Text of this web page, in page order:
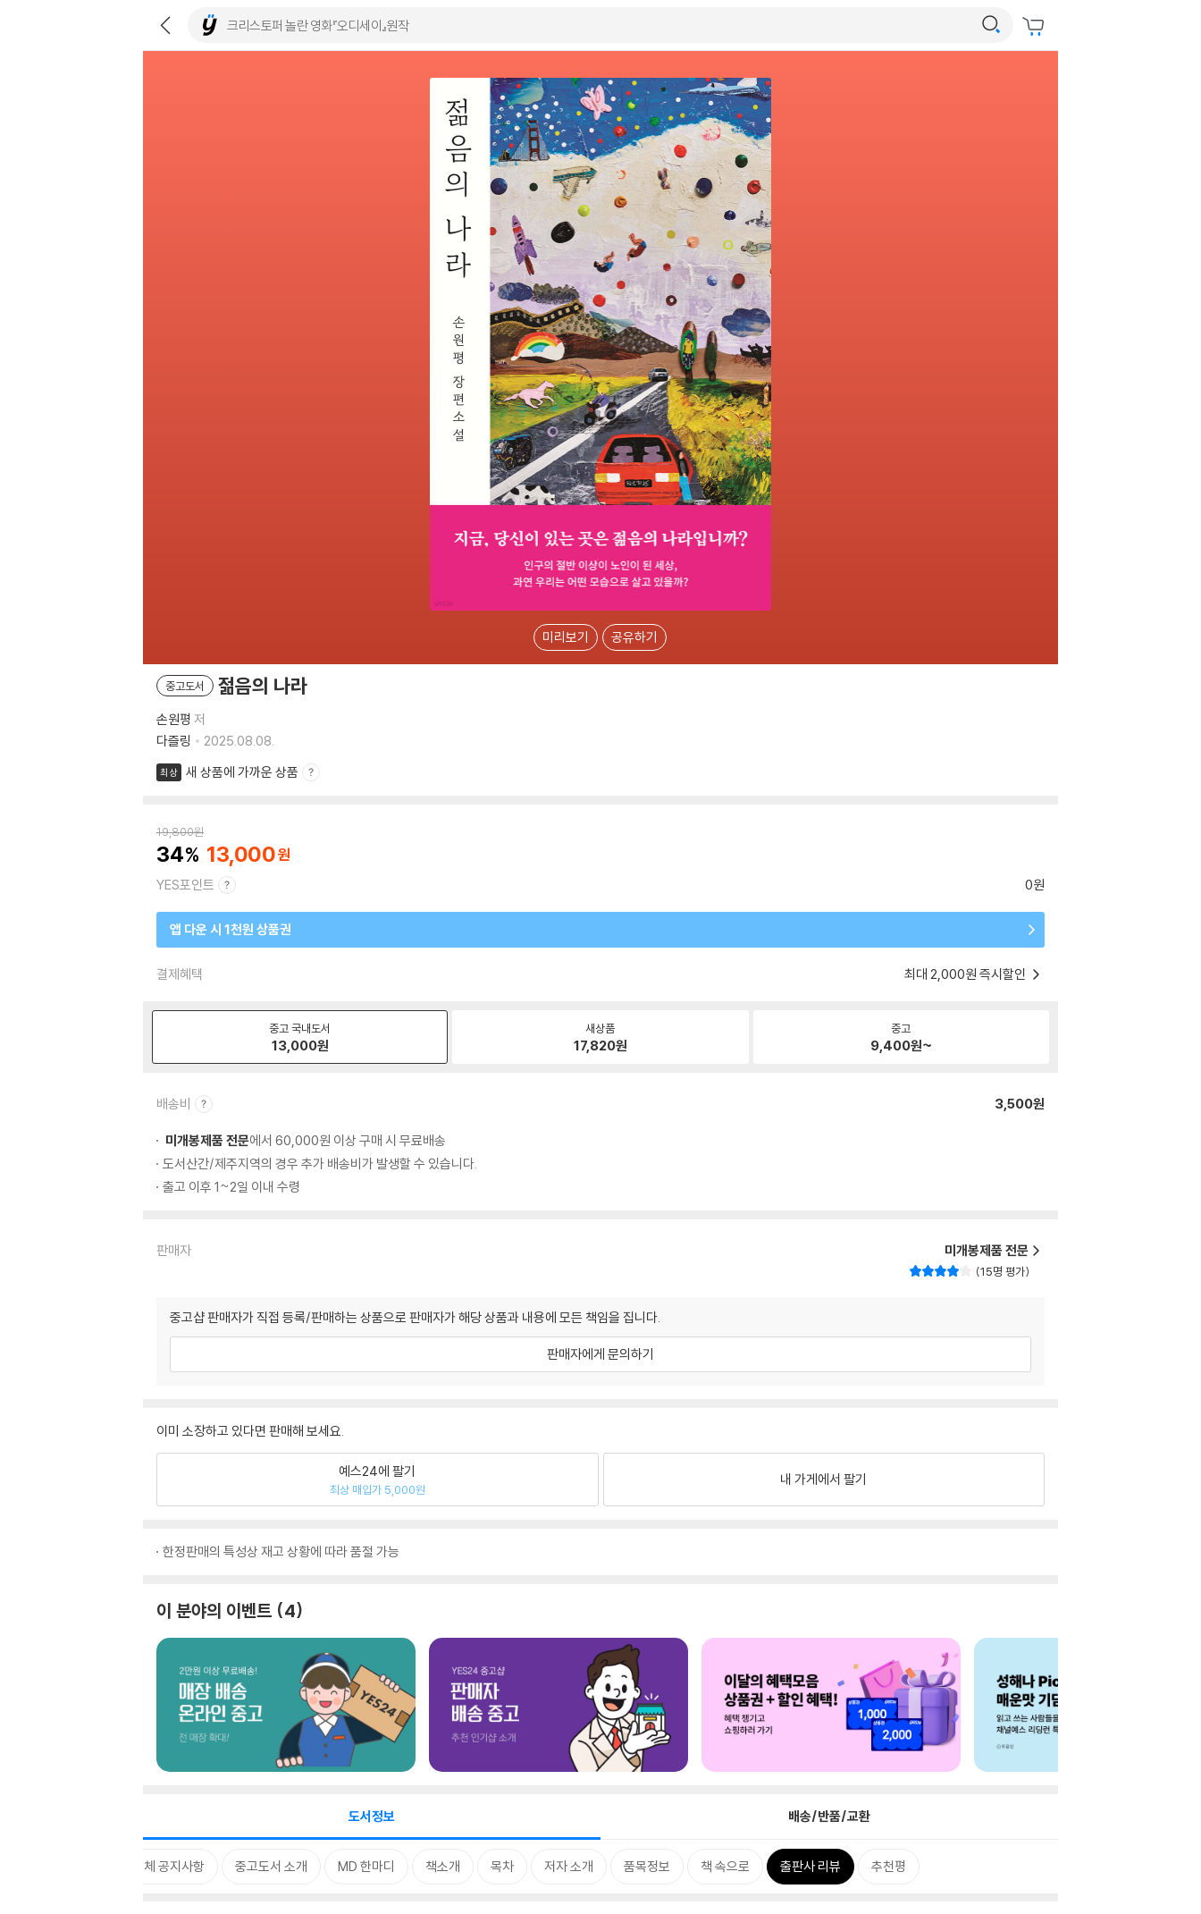
미리보기 공유하기
중고도서 젊음의 나라
손원평 저
다즐링
2025.08.08.
최상 새 상품에 가까운 상품
19,800원
34 13,000
YES포인트 0원
앱 다운 시 1천원 상품권
결제혜택 최대 2,000원 즉시할인
중고 국내도서
13,000원
새상품
17,820원
중고
9,400원~
배송비 3,500원
미개봉제품 전문에서 60,000원 이상 구매 시 무료배송
도서산간/제주지역의 경우 추가 배송비가 발생할 수 있습니다.
출고 이후 1~2일 이내 수령
판매자 미개봉제품 전문
15명 평가
중고샵 판매자가 직접 등록/판매하는 상품으로 판매자가 해당 상품과 내용에 모든 책임을 집니다.
판매자에게 문의하기
이미 소장하고 있다면 판매해 보세요.
예스24에 팔기
최상 매입가 5,000원
내 가게에서 팔기
한정판매의 특성상 재고 상황에 따라 품절 가능
이 분야의 이벤트 4
도서정보 배송/반품/교환
업체 공지사항 중고도서 소개 MD 한마디 책소개 목차 저자 소개 품목정보 책 속으로 출판사 리뷰 추천평